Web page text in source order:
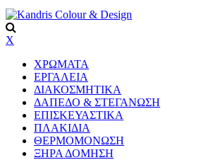
X
ΧΡΩΜΑΤΑ
ΕΡΓΑΛΕΙΑ
ΔΙΑΚΟΣΜΗΤΙΚΑ
ΔΑΠΕΔΟ & ΣΤΕΓΑΝΩΣΗ
ΕΠΙΣΚΕΥΑΣΤΙΚΑ
ΠΛΑΚΙΔΙA
ΘΕΡΜΟΜΟΝΩΣΗ
ΞΗΡΑ ΔΟΜΗΣΗ